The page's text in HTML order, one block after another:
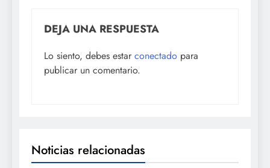
DEJA UNA RESPUESTA
Lo siento, debes estar conectado para
publicar un comentario.
Noticias relacionadas